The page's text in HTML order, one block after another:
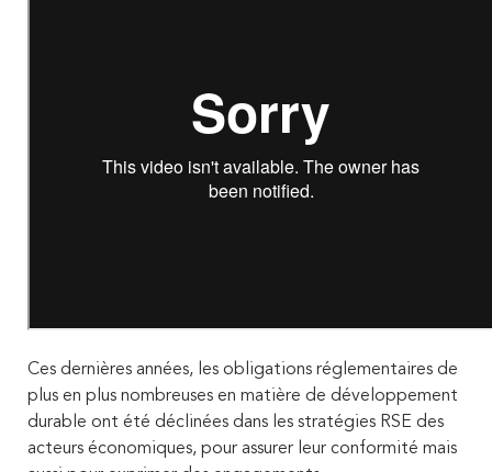
Ces dernières années, les obligations réglementaires de
plus en plus nombreuses en matière de développement
durable ont été déclinées dans les stratégies RSE des
acteurs économiques, pour assurer leur conformité mais